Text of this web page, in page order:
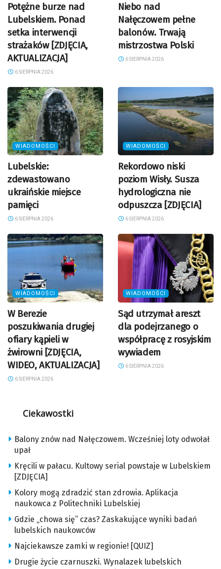
Potężne burze nad
Lubelskiem. Ponad
setka interwencji
strażaków [ZDJĘCIA,
AKTUALIZACJA]
6 SIERPNIA 2026
Niebo nad
Nałęczowem pełne
balonów. Trwają
mistrzostwa Polski
6 SIERPNIA 2026
WIADOMOŚCI
Lubelskie:
zdewastowano
ukraińskie miejsce
pamięci
6 SIERPNIA 2026
WIADOMOŚCI
Rekordowo niski
poziom Wisły. Susza
hydrologiczna nie
odpuszcza [ZDJĘCIA]
6 SIERPNIA 2026
WIADOMOŚCI
W Berezie
poszukiwania drugiej
ofiary kąpieli w
żwirowni [ZDJĘCIA,
WIDEO, AKTUALIZACJA]
6 SIERPNIA 2026
WIADOMOŚCI
Sąd utrzymał areszt
dla podejrzanego o
współpracę z rosyjskim
wywiadem
6 SIERPNIA 2026
Ciekawostki
Balony znów nad Nałęczowem. Wcześniej loty odwołał
upał
Kręcili w pałacu. Kultowy serial powstaje w Lubelskiem
[ZDJĘCIA]
Kolory mogą zdradzić stan zdrowia. Aplikacja
naukowca z Politechniki Lubelskiej
Gdzie „chowa się” czas? Zaskakujące wyniki badań
lubelskich naukowców
Najciekawsze zamki w regionie! [QUIZ]
Drugie życie czarnuszki. Wynalazek lubelskich